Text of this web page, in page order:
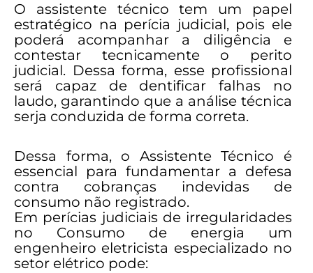
O assistente técnico tem um papel
estratégico na perícia judicial, pois ele
poderá acompanhar a diligência e
contestar tecnicamente o perito
judicial. Dessa forma, esse profissional
será capaz de dentificar falhas no
laudo, garantindo que a análise técnica
serja conduzida de forma correta.
Dessa forma, o Assistente Técnico é
essencial para fundamentar a defesa
contra cobranças indevidas de
consumo não registrado.
Em perícias judiciais de irregularidades
no Consumo de energia um
engenheiro eletricista especializado no
setor elétrico pode: